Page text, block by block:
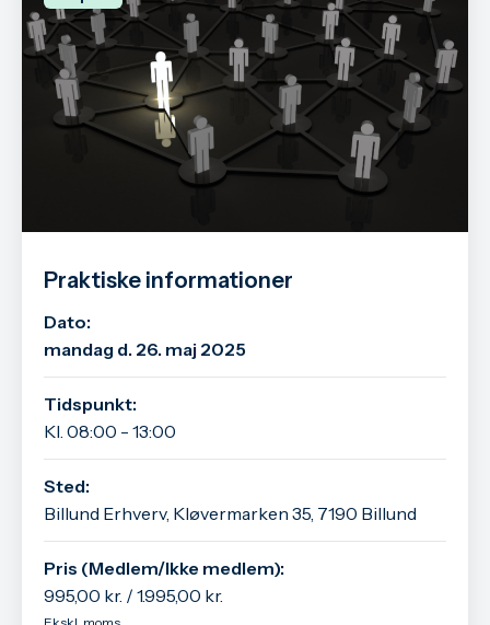
Praktiske informationer
Dato:
mandag d. 26. maj 2025
Tidspunkt:
Kl. 08:00 - 13:00
Sted:
Billund Erhverv, Kløvermarken 35, 7190 Billund
Pris (Medlem/Ikke medlem):
995,00 kr. / 1.995,00 kr.